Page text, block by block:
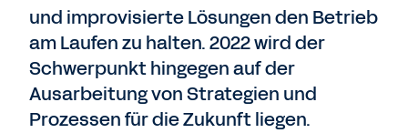
und improvisierte Lösungen den Betrieb
am Laufen zu halten. 2022 wird der
Schwerpunkt hingegen auf der
Ausarbeitung von Strategien und
Prozessen für die Zukunft liegen.